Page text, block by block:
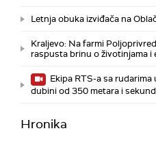
Letnja obuka izviđača na
Kraljevo: Na farmi
raspusta brinu o životinjama i
Ekipa RTS-a sa
dubini od 350 metara i
Hronika